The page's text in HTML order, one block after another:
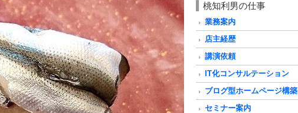
桃知利男の仕事
業務案内
店主経歴
講演依頼
IT化コンサルテーション
ブログ型ホームページ構築
セミナー案内